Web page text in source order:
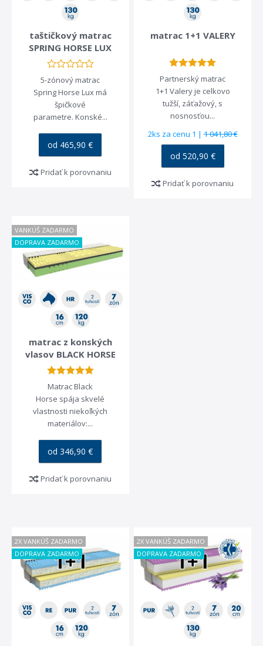
taštičkový matrac
SPRING HORSE LUX
5-zónový matrac
Spring Horse Lux má
špičkové
parametre. Konské...
od 465,90 €
Pridať k porovnaniu
matrac 1+1 VALERY
Partnerský matrac
1+1 Valery je celkovo
tužší, záťažový, s
nosnosťou...
2ks za cenu 1 |1 041,80 €
od 520,90 €
Pridať k porovnaniu
VANKÚŠ ZADARMO
DOPRAVA ZADARMO
matrac z konských
vlasov BLACK HORSE
Matrac Black
Horse spája skvelé
vlastnosti niekoľkých
materiálov:...
od 346,90 €
Pridať k porovnaniu
Prémiový matrac na
regeneráciu BODY RESET
s penou BioGreen
634,90 €
2X VANKÚŠ ZADARMO
DOPRAVA ZADARMO
2X VANKÚŠ ZADARMO
DOPRAVA ZADARMO